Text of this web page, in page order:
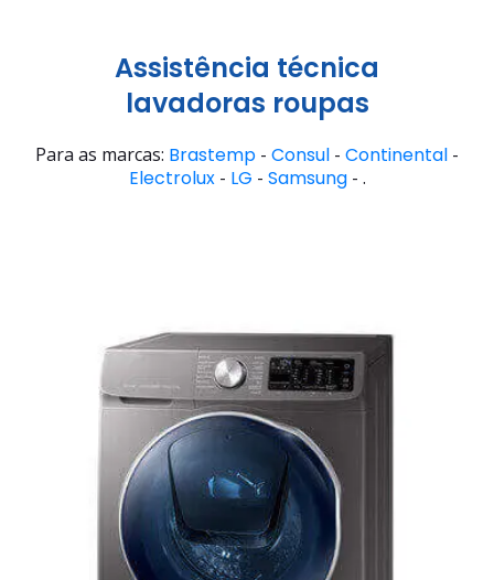
Assistência técnica
lavadoras roupas
Para as marcas: Brastemp - Consul - Continental -
Electrolux- LG - Samsung- .